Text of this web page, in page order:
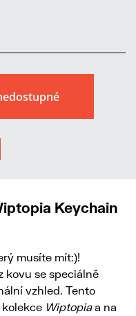
Keychain
musíte mít:)!
kovu se speciálně
vzhled. Tento
kolekce Wiptopiaa na